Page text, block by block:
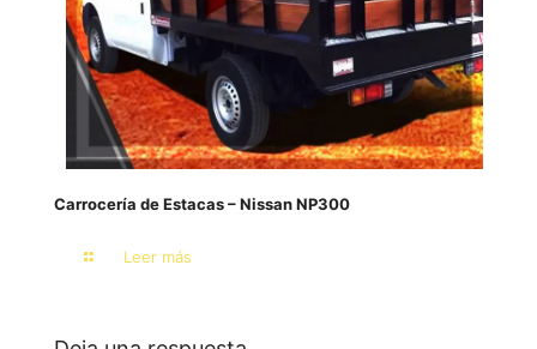
Carrocería de Estacas – Nissan NP300
Leer más